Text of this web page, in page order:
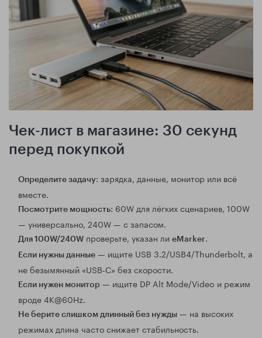
Чек-лист в магазине: 30 секунд
перед покупкой
Определите задачу: зарядка, данные, монитор или всё
вместе.
Посмотрите мощность: 60W для лёгких сценариев, 100W
— универсально, 240W — с запасом.
Для 100W/240W проверьте, указан ли eMarker.
Если нужны данные — ищите USB 3.2/USB4/Thunderbolt, а
не безымянный «USB‑C» без скорости.
Если нужен монитор — ищите DP Alt Mode/Video и режим
вроде 4K@60Hz.
Не берите слишком длинный без нужды — на высоких
режимах длина часто снижает стабильность.